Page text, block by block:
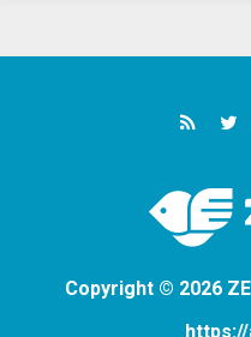
Copyright © 2026